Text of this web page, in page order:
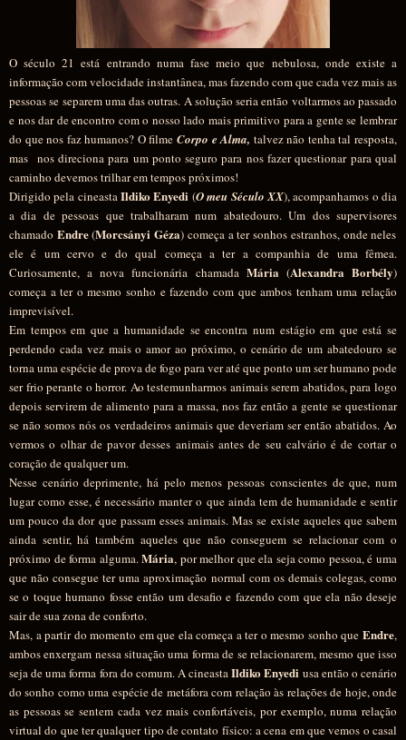
O século 21 está entrando numa fase meio que nebulosa, onde existe a
informação com velocidade instantânea, mas fazendo com que cada vez mais as
pessoas se separem uma das outras. A solução seria então voltarmos ao passado
e nos dar de encontro com o nosso lado mais primitivo para a gente se lembrar
do que nos faz humanos? O filme Corpo e Alma, talvez não tenha tal resposta,
mas nos direciona para um ponto seguro para nos fazer questionar para qual
caminho devemos trilhar em tempos próximos!
Dirigido pela cineastaIldiko Enyedi (O meu Século XX), acompanhamos o dia
a dia de pessoas que trabalharam num abatedouro. Um dos supervisores
chamado Endre(Morcsányi Géza) começa a ter sonhos estranhos, onde neles
ele é um cervo e do qual começa a ter a companhia de uma fêmea.
Curiosamente, a nova funcionária chamada Mária (Alexandra Borbély)
começa a ter o mesmo sonho e fazendo com que ambos tenham uma relação
imprevisível.
Em tempos em que a humanidade se encontra num estágio em que está se
perdendo cada vez mais o amor ao próximo, o cenário de um abatedouro se
torna uma espécie de prova de fogo para ver até que ponto um ser humano pode
ser frio perante o horror. Ao testemunharmos animais serem abatidos, para logo
depois servirem de alimento para a massa, nos faz então a gente se questionar
se não somos nós os verdadeiros animais que deveriam ser então abatidos. Ao
vermos o olhar de pavor desses animais antes de seu calvário é de cortar o
coração de qualquer um.
Nesse cenário deprimente, há pelo menos pessoas conscientes de que, num
lugar como esse, é necessário manter o que ainda tem de humanidade e sentir
um pouco da dor que passam esses animais. Mas se existe aqueles que sabem
ainda sentir, há também aqueles que não conseguem se relacionar com o
próximo de forma alguma.Mária, por melhor que ela seja como pessoa, é uma
que não consegue ter uma aproximação normal com os demais colegas, como
se o toque humano fosse então um desafio e fazendo com que ela não deseje
sair de sua zona de conforto.
Mas, a partir do momento em que ela começa a ter o mesmo sonho que Endre,
ambos enxergam nessa situação uma forma de se relacionarem, mesmo que isso
seja de uma forma fora do comum. A cineastaIldiko Enyedi usa então o cenário
do sonho como uma espécie de metáfora com relação às relações de hoje, onde
as pessoas se sentem cada vez mais confortáveis, por exemplo,numa relação
virtual do que ter qualquer tipo de contato físico: a cena em que vemos o casal